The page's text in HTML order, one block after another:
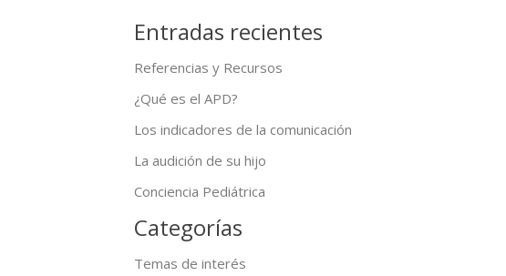
Entradas recientes
Referencias y Recursos
¿Qué es el APD?
Los indicadores de la comunicación
La audición de su hijo
Conciencia Pediátrica
Categorías
Temas de interés